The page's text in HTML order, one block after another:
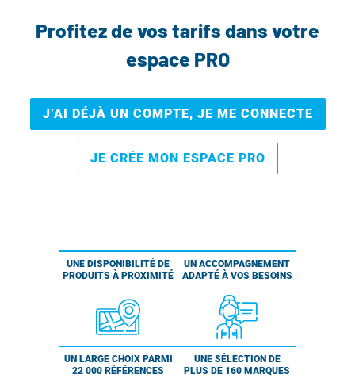
Profitez de vos tarifs dans votre
espace PRO
J’AI DÉJÀ UN COMPTE, JE ME CONNECTE
JE CRÉE MON ESPACE PRO
UNE DISPONIBILITÉ DE
PRODUITS À PROXIMITÉ
UN ACCOMPAGNEMENT
ADAPTÉ À VOS BESOINS
UN LARGE CHOIX PARMI
22 000 RÉFÉRENCES
UNE SÉLECTION DE
PLUS DE 160 MARQUES